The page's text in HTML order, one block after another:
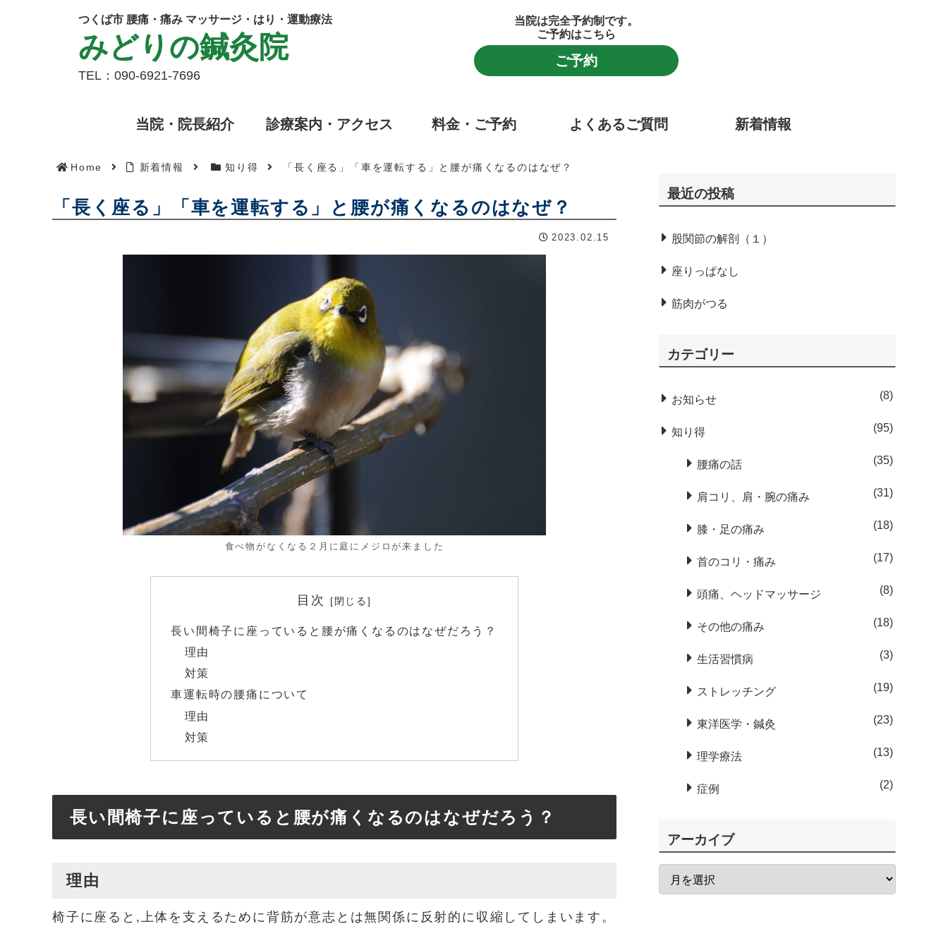
つくば市 腰痛・痛み マッサージ・はり・運動療法
みどりの鍼灸院
TEL：090-6921-7696
当院は完全予約制です。
ご予約はこちら
ご予約
当院・院長紹介 診療案内・アクセス 料金・ご予約 よくあるご質問 新着情報
Home 新着情報 知り得 「長く座る」「車を運転する」と腰が痛くなるのはなぜ？
「長く座る」「車を運転する」と腰が痛くなるのはなぜ？
2023.02.15
食べ物がなくなる２月に庭にメジロが来ました
目次
長い間椅子に座っていると腰が痛くなるのはなぜだろう？
理由
対策
車運転時の腰痛について
理由
対策
長い間椅子に座っていると腰が痛くなるのはなぜだろう？
理由
椅子に座ると,上体を支えるために背筋が意志とは無関係に反射的に収縮してしまいます。
最近の投稿
股関節の解剖（１）
座りっぱなし
筋肉がつる
カテゴリー
お知らせ 8
知り得 95
腰痛の話 35
肩コリ、肩・腕の痛み 31
膝・足の痛み 18
首のコリ・痛み 17
頭痛、ヘッドマッサージ 8
その他の痛み 18
生活習慣病 3
ストレッチング 19
東洋医学・鍼灸 23
理学療法 13
症例 2
アーカイブ